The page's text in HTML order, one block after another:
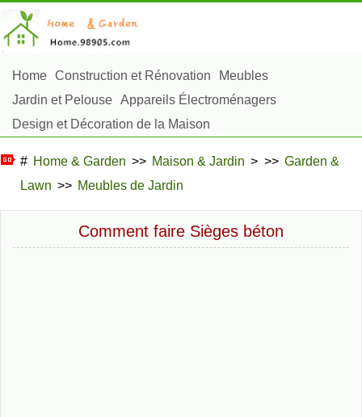
Home Construction et Rénovation
Meubles
Jardin et Pelouse Appareils Électroménagers
Design et Décoration de la Maison
# Home & Garden >> Maison & Jardin > >> Garden &
Lawn >> Meubles de Jardin
Comment faire Sièges béton